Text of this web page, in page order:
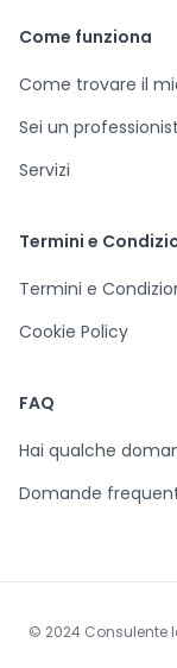
Come funziona
Come trovare il
Sei un
Servizi
Termini e
Termini e
Cookie Policy
FAQ
Hai qualche
Domande
© 2024 Consulente